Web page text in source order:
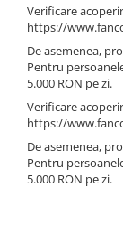
Ciocane
Clesti Miniatura
Curatare Bijuterii
Dispozitive Bratari
Dispozitive Inele
Dispozitive
Fierastraie / Panze
Verificare
https://
De asemenea,
Pentru
5.000 RON pe zi.
Verificare
https://
De asemenea,
Pentru
5.000 RON pe zi.